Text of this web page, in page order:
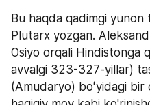
Bu haqda qadimgi
Plutarx yozgan.
Osiyo orqali Hindistonga
avvalgi 323-327-yillar)
(Amudaryo) boʻyidagi